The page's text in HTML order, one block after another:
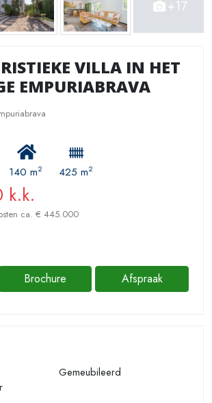
+17
VILLA IN HET
EMPURIABRAVA
140 m2 425 m2
k.k.
ca. € 445.000
Brochure Afspraak
Gemeubileerd